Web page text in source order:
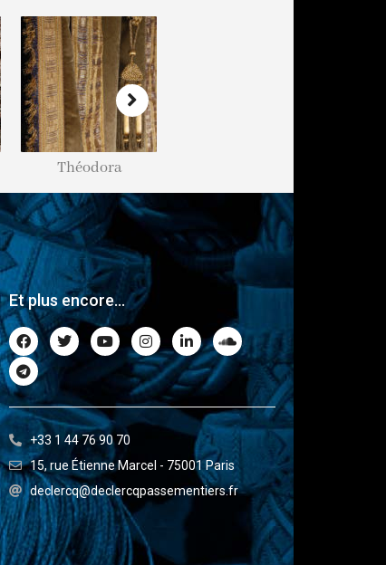
Théodora
Et plus encore...
+33 1 44 76 90 70
15, rue Étienne Marcel - 75001 Paris
declercq@declercqpassementiers.fr